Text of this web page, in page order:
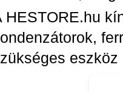
HESTORE.hu